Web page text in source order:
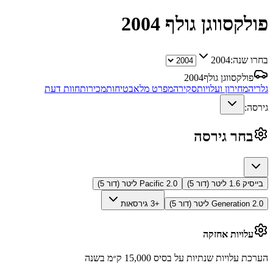
פולקסווגן גולף 2004
בחרו שנה:2004
פולקסווגן גולף2004
גלריהמחירון ועלויותסקירהמפרט מלאבטיחותמכירותחוות דעת
גירסה:
בחר גירסה
בייסיק 1.6 ליטר (דור 5) Pacific 2.0 ליטר (דור 5)
Generation 2.0 ליטר (דור 5) +3 גירסאות
עלויות אחזקה
הערכת עלויות שנתיות על בסיס 15,000 ק״מ בשנה